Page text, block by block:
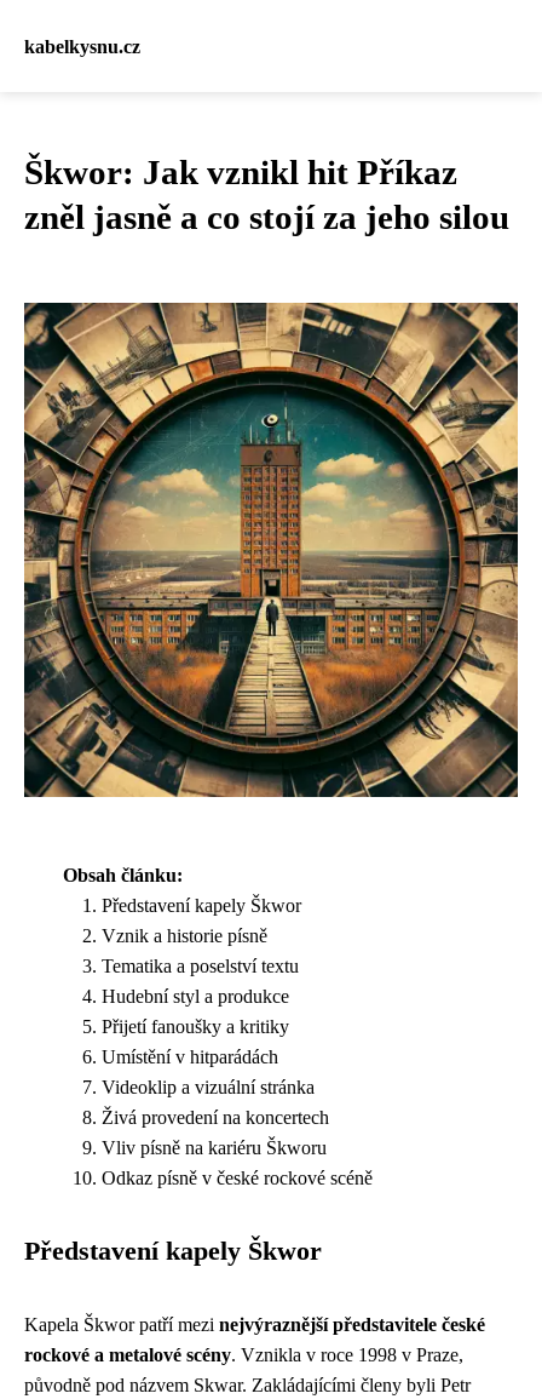
kabelkysnu.cz
Škwor: Jak vznikl hit Příkaz
zněl jasně a co stojí za jeho silou
Obsah článku:
Představení kapely Škwor
Vznik a historie písně
Tematika a poselství textu
Hudební styl a produkce
Přijetí fanoušky a kritiky
Umístění v hitparádách
Videoklip a vizuální stránka
Živá provedení na koncertech
Vliv písně na kariéru Škworu
Odkaz písně v české rockové scéně
Představení kapely Škwor
Kapela Škwor patří mezi nejvýraznější představitele české
rockové a metalové scény. Vznikla v roce 1998 v Praze,
původně pod názvem Skwar. Zakládajícími členy byli Petr